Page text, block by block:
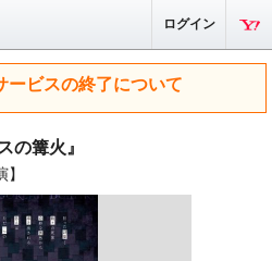
ログイン
ービスの終了について
の篝火』